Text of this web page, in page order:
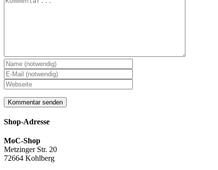
Shop-Adresse
MoC-Shop
Metzinger Str. 20
72664 Kohlberg